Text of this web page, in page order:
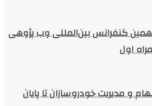
کنفرانس بین‌المللی وب پژوهی
اول
و مدیریت خودروسازان تا پایان